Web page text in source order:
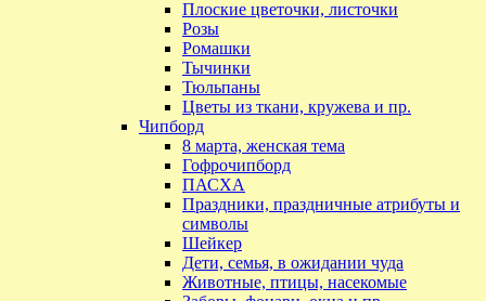
Плоские цветочки, листочки
Розы
Ромашки
Тычинки
Тюльпаны
Цветы из ткани, кружева и пр.
Чипборд
8 марта, женская тема
Гофрочипборд
ПАСХА
Праздники, праздничные атрибуты и
символы
Шейкер
Дети, семья, в ожидании чуда
Животные, птицы, насекомые